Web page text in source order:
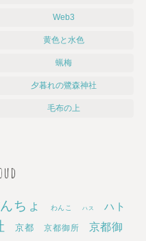
Web3
黄色と水色
蝋梅
夕暮れの鷺森神社
毛布の上
ちょ わんこ ハス ハト
京都 京都御所 京都御